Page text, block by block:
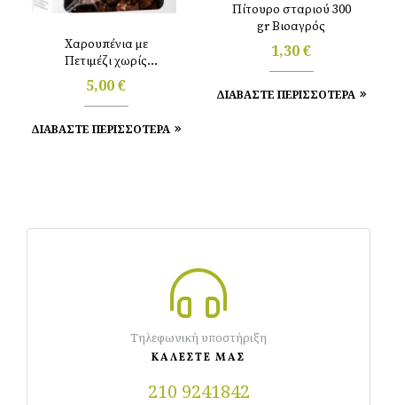
Χαρουπένια με
Πετιμέζι χωρίς
προσθήκη ζάχαρης
230g Ντουρουντούς
5,00€
ΔΙΑΒΑΣΤΕ ΠΕΡΙΣΣΟΤΕΡΑ
Πίτουρο σταριού 300
gr Βιοαγρός
1,30€
ΔΙΑΒΑΣΤΕ ΠΕΡΙΣΣΟΤΕΡΑ
Τηλεφωνική υποστήριξη
ΚΑΛΕΣΤΕ ΜΑΣ
210 9241842